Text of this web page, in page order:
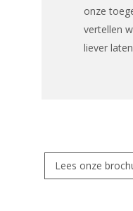
onze
vertellen
liever
Lees onze